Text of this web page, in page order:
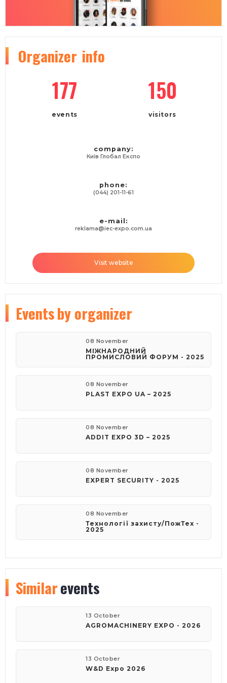
Organizer info
177
events
150
visitors
company:
Київ Глобал Експо
phone:
(044) 201-11-61
e-mail:
reklama@iec-expo.com.ua
Visit website
Eventsby organizer
08 November
МІЖНАРОДНИЙ
ПРОМИСЛОВИЙ ФОРУМ - 2025
08 November
PLAST EXPO UA – 2025
08 November
ADDIT EXPO 3D – 2025
08 November
EXPERT SECURITY - 2025
08 November
Технології захисту/ПожТех -
2025
Similarevents
13 October
AGROMACHINERY EXPO - 2026
13 October
W&D Expo 2026